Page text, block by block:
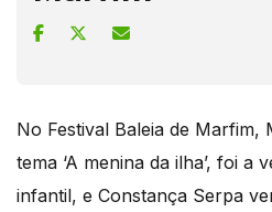
No Festival Baleia de Marfim,
tema ‘A menina da ilha’, foi a
infantil, e Constança Serpa